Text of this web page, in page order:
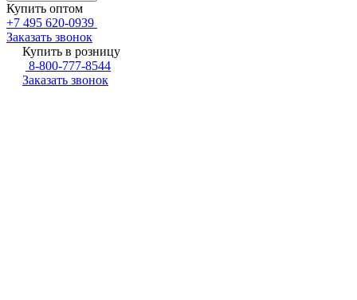
Купить оптом
+7 495 620-0939
Заказать звонок
Купить в розницу
8-800-777-8544
Заказать звонок